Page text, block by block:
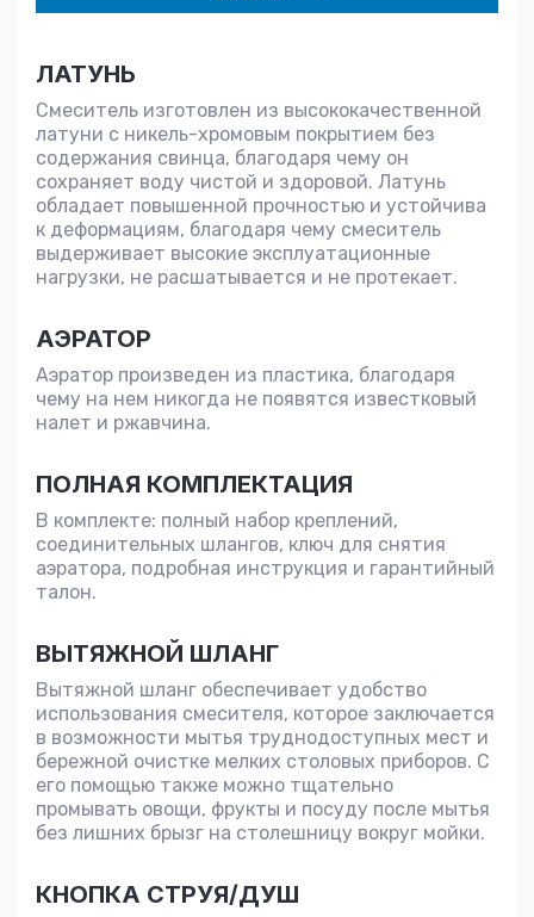
ЛАТУНЬ
Смеситель изготовлен из высококачественной
латуни с никель-хромовым покрытием без
содержания свинца, благодаря чему он
сохраняет воду чистой и здоровой. Латунь
обладает повышенной прочностью и устойчива
к деформациям, благодаря чему смеситель
выдерживает высокие эксплуатационные
нагрузки, не расшатывается и не протекает.
АЭРАТОР
Аэратор произведен из пластика, благодаря
чему на нем никогда не появятся известковый
налет и ржавчина.
ПОЛНАЯ КОМПЛЕКТАЦИЯ
В комплекте: полный набор креплений,
соединительных шлангов, ключ для снятия
аэратора, подробная инструкция и гарантийный
талон.
ВЫТЯЖНОЙ ШЛАНГ
Вытяжной шланг обеспечивает удобство
использования смесителя, которое заключается
в возможности мытья труднодоступных мест и
бережной очистке мелких столовых приборов. С
его помощью также можно тщательно
промывать овощи, фрукты и посуду после мытья
без лишних брызг на столешницу вокруг мойки.
КНОПКА СТРУЯ/ДУШ